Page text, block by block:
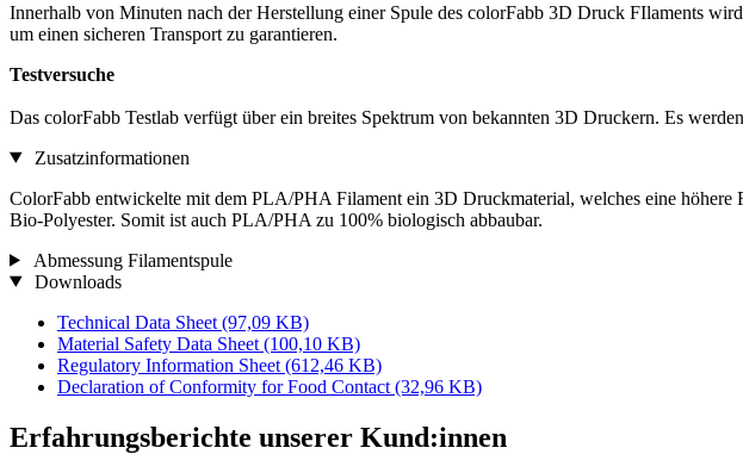
Innerhalb von Minuten nach der Herstellung einer Spule des colorFabb 3D Druck FIlaments
um einen sicheren Transport zu garantieren.
Testversuche
Das colorFabb Testlab verfügt über ein breites Spektrum von bekannten 3D Druckern. Es
Zusatzinformationen
ColorFabb entwickelte mit dem PLA/PHA Filament ein 3D Druckmaterial, welches eine
Bio-Polyester. Somit ist auch PLA/PHA zu 100% biologisch abbaubar.
Abmessung Filamentspule
Downloads
Technical Data Sheet (97,09 KB)
Material Safety Data Sheet (100,10 KB)
Regulatory Information Sheet (612,46 KB)
Declaration of Conformity for Food Contact (32,96 KB)
Erfahrungsberichte unserer Kund:innen